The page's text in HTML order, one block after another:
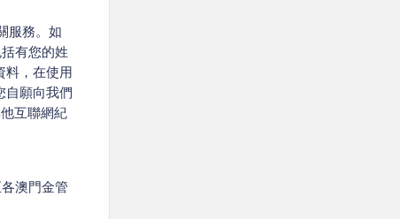
服務。如
有您的姓
料，在使用
自願向我們
互聯網紀
澳門金管